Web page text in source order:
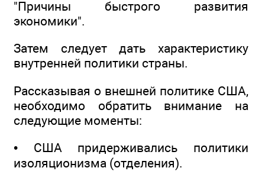
"Причины быстрого развития
экономики".
Затем следует дать характеристику
внутренней политики страны.
Рассказывая о внешней политике США,
необходимо обратить внимание на
следующие моменты:
• США придерживались политики
изоляционизма (отделения).